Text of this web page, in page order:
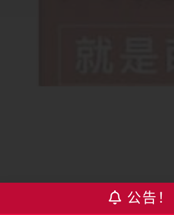
公告！